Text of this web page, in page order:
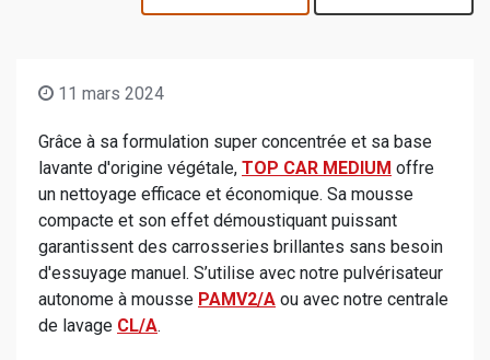
11 mars 2024
Grâce à sa formulation super concentrée et sa base
lavante d'origine végétale, TOP CAR MEDIUM offre
un nettoyage efficace et économique. Sa mousse
compacte et son effet démoustiquant puissant
garantissent des carrosseries brillantes sans besoin
d'essuyage manuel. S’utilise avec notre pulvérisateur
autonome à mousse PAMV2/A ou avec notre centrale
de lavage CL/A.